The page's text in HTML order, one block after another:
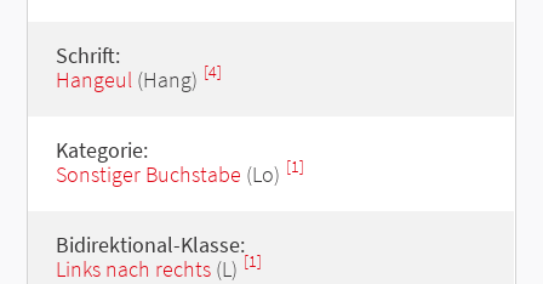
Schrift:
Hangeul(Hang) [4]
Kategorie:
Sonstiger Buchstabe (Lo) [1]
Bidirektional-Klasse:
Links nach rechts(L) [1]